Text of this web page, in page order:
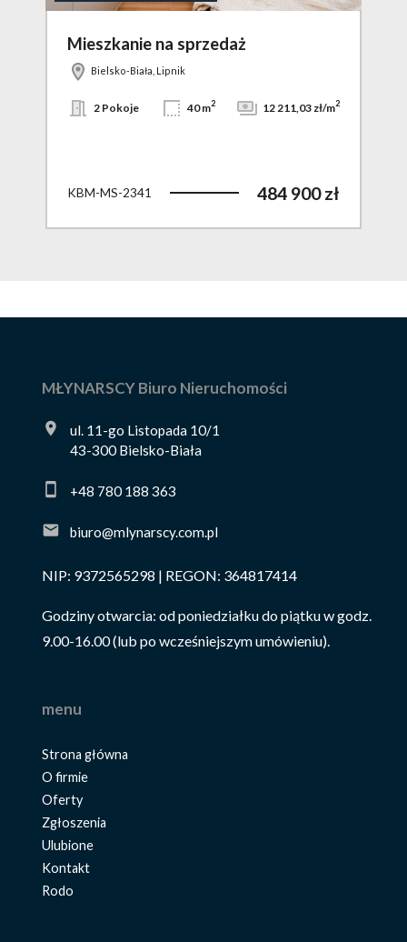
Mieszkanie na sprzedaż
Bielsko-Biała, Lipnik
2 Pokoje 40 m2 12 211,03 zł/m2
KBM-MS-2341 484 900 zł
MŁYNARSCY Biuro Nieruchomości
ul. 11-go Listopada 10/1
43-300 Bielsko-Biała
+48 780 188 363
biuro@mlynarscy.com.pl
NIP: 9372565298 | REGON: 364817414
Godziny otwarcia: od poniedziałku do piątku w godz.
9.00-16.00 (lub po wcześniejszym umówieniu).
menu
Strona główna
O firmie
Oferty
Zgłoszenia
Ulubione
Kontakt
Rodo